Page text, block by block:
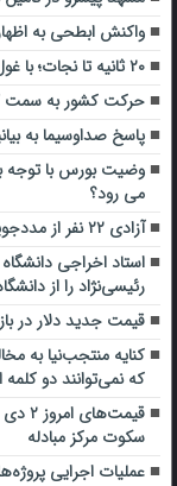
واکنش ابطحی به
۲۰ ثانیه تا نجات؛ با غول‌پیکرترین آتش‌نشان پرنده جهان آشنا شوید
حرکت کشور به سمت
پاسخ صداوسیما به
وضیت بورس با توجه
می رود؟
آزادی ۲۲ نفر از مددجویان شهریار از زندان قزلحصار
استاد اخراجی
رئیسی‌نژاد را از
قیمت جدید دلار در بازار
کنایه منتجب‌نیا به
که نمی‌توانند دو کلمه
سکوت مرکز مبادله
عملیات اجرایی